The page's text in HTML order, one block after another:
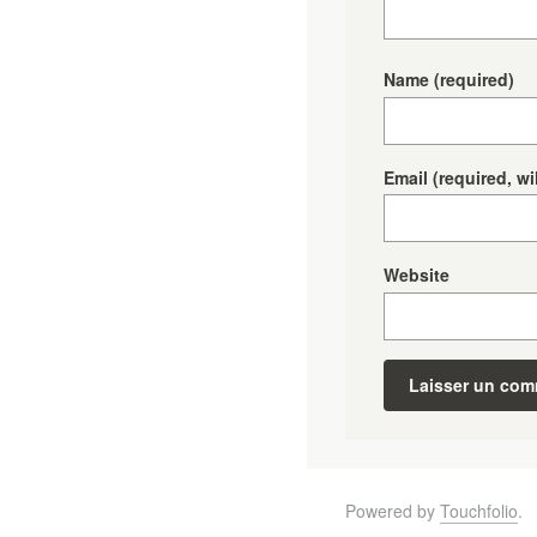
Name (required)
Email (required,
Website
Powered by Touchfolio.